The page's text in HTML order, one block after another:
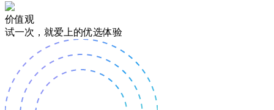
价值观
试一次，就爱上的优选体验